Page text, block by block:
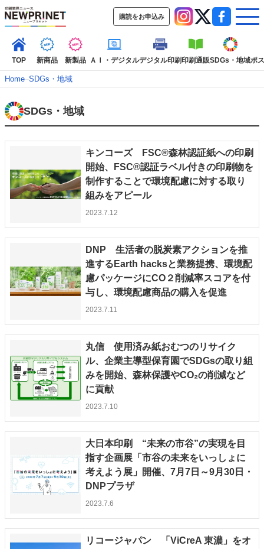
購読をお申込み
TOP 新商品 新製品 ＡＩ・デジタルデジタル印刷印刷通販SDGs・地域ポ
インデックス
インタビュー
コレクション
新商品 新製品 ＡＩ・デジタル デジタル印刷
印刷通販
SDGs・地域
ポストプレス ビジネス
特集・デジタル印刷 アイデアで勝負！ ～多様なビジネス・多彩な商材～
JAPAN PACK 2023 特集
中古印刷機・製本機特集
2022 見える化・MIS特集
2022 検査・校正特集
特集・デジタル印刷 ～ 新成長軌道を描く
案内
発刊案内
JFPI印刷用語集 印刷機材年鑑
運営
会社案内
購読・購入申し込み
Home–SDGs・地域
SDGs・地域
キンコーズ FSC®森林認証紙への印刷
開始、FSC®認証ラベル付きの印刷物を
制作することで環境配慮に対する取り
組みをアピール
2023.7.12
DNP 生活者の脱炭素アクションを推
進するEarth hacksと業務提携、環境配
慮パッケージにCO２削減率スコアを付
与し、環境配慮商品の購入を促進
2023.7.11
丸信 使用済み紙おむつのリサイク
ル、企業主導型保育園でSDGsの取り組
みを開始、森林保護やCO₂の削減など
に貢献
2023.7.10
大日本印刷 “未来の市谷”の実現を目
指す企画展「市谷の未来をいっしょに
考えよう展」開催、7月7日～9月30日・
DNPプラザ
2023.7.6
リコージャパン 「ViCreA 東濃」をオ